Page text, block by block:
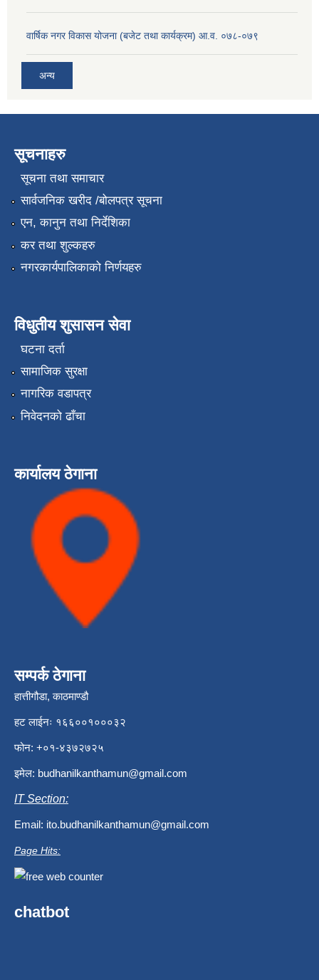
वार्षिक नगर विकास योजना (बजेट तथा कार्यक्रम) आ.व. ०७८-०७९
अन्य
सूचनाहरु
सूचना तथा समाचार
सार्वजनिक खरीद /बोलपत्र सूचना
एन, कानुन तथा निर्देशिका
कर तथा शुल्कहरु
नगरकार्यपालिकाको निर्णयहरु
विधुतीय शुसासन सेवा
घटना दर्ता
सामाजिक सुरक्षा
नागरिक वडापत्र
निवेदनको ढाँचा
कार्यालय ठेगाना
सम्पर्क ठेगाना
हात्तीगौडा, काठमाण्डौ
हट लाईनः १६६००१०००३२
फोन: +०१-४३७२७२५
इमेल: budhanilkanthamun@gmail.com
IT Section:
Email: ito.budhanilkanthamun@gmail.com
Page Hits:
chatbot